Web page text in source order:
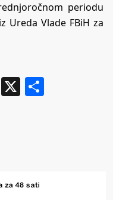
periodu
Ureda Vlade FBiH za
Messenger
X